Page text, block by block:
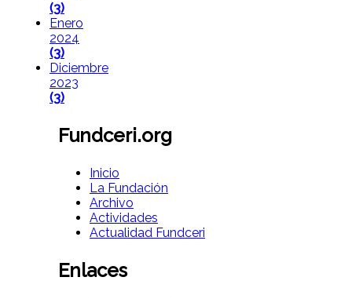
(3)
Enero
2024
(3)
Diciembre
2023
(3)
Fundceri.org
Inicio
La Fundación
Archivo
Actividades
Actualidad Fundceri
Enlaces